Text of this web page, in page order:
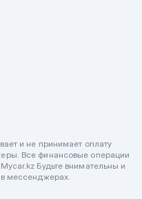
и не принимает оплату
Все финансовые операции
Будьте внимательны и
мессенджерах.